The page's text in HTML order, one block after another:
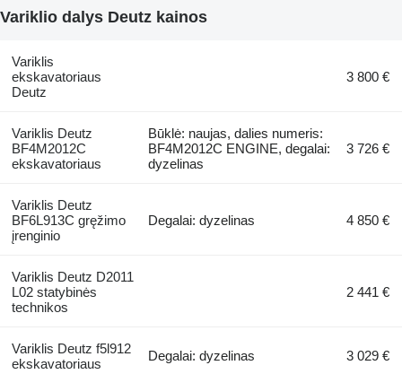
Variklio dalys Deutz kainos
Variklis
ekskavatoriaus
Deutz
3 800 €
Variklis Deutz
BF4M2012C
ekskavatoriaus
Būklė: naujas, dalies numeris:
BF4M2012C ENGINE, degalai:
dyzelinas
3 726 €
Variklis Deutz
BF6L913C gręžimo
įrenginio
Degalai: dyzelinas 4 850 €
Variklis Deutz D2011
L02 statybinės
technikos
2 441 €
Variklis Deutz f5l912
ekskavatoriaus
Degalai: dyzelinas 3 029 €